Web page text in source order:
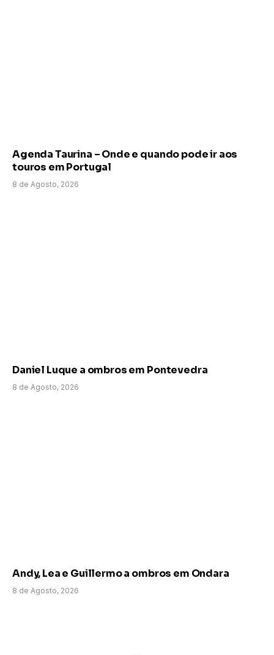
Agenda Taurina – Onde e quando pode ir aos
touros em Portugal
8 de Agosto, 2026
Daniel Luque a ombros em Pontevedra
8 de Agosto, 2026
Andy, Lea e Guillermo a ombros em Ondara
8 de Agosto, 2026